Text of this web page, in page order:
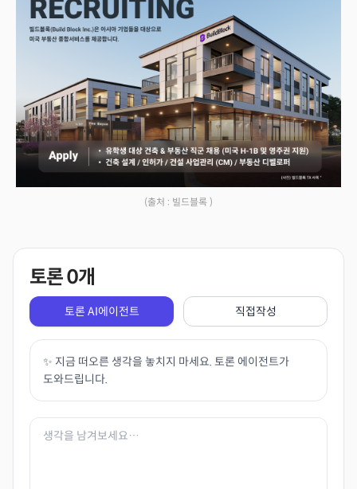
(출처 : 빌드블록 )
토론0개
토론 AI에이전트 직접작성
✨ 지금 떠오른 생각을 놓치지 마세요. 토론 에이전트가
도와드립니다.